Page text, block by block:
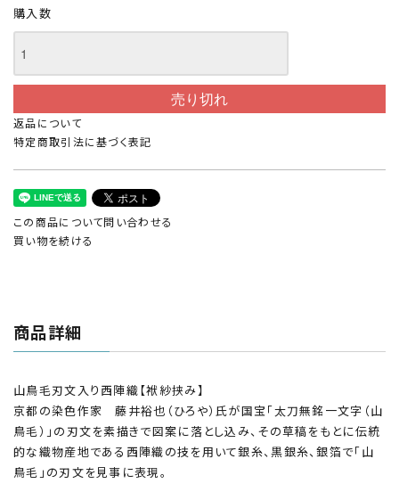
購入数
返品について
特定商取引法に基づく表記
この商品について問い合わせる
買い物を続ける
商品詳細
山鳥毛刃文入り西陣織【袱紗挟み】
京都の染色作家 藤井裕也（ひろや）氏が国宝「太刀無銘一文字（山
鳥毛）」の刃文を素描きで図案に落とし込み、その草稿をもとに伝統
的な織物産地である西陣織の技を用いて銀糸、黒銀糸、銀箔で「山
鳥毛」の刃文を見事に表現。